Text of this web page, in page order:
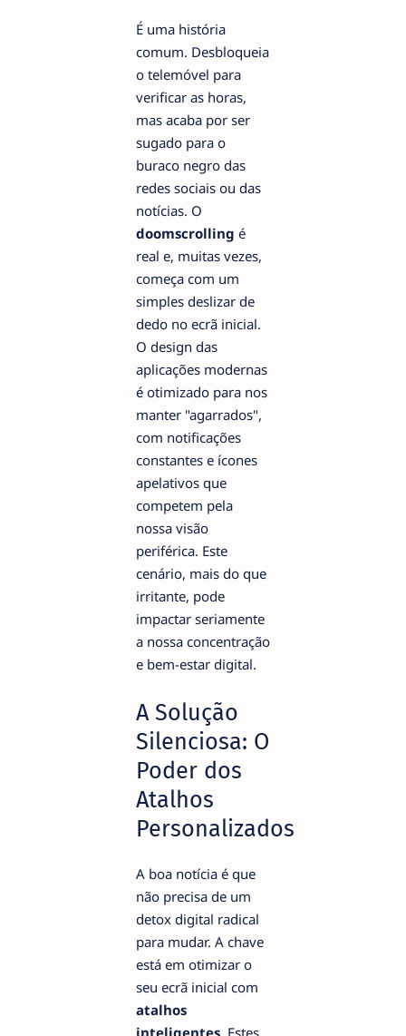
É uma história
comum. Desbloqueia
o telemóvel para
verificar as horas,
mas acaba por ser
sugado para o
buraco negro das
redes sociais ou das
notícias. O
doomscrolling é
real e, muitas vezes,
começa com um
simples deslizar de
dedo no ecrã inicial.
O design das
aplicações modernas
é otimizado para nos
manter "agarrados",
com notificações
constantes e ícones
apelativos que
competem pela
nossa visão
periférica. Este
cenário, mais do que
irritante, pode
impactar seriamente
a nossa concentração
e bem-estar digital.
A Solução
Silenciosa: O
Poder dos
Atalhos
Personalizados
A boa notícia é que
não precisa de um
detox digital radical
para mudar. A chave
está em otimizar o
seu ecrã inicial com
atalhos